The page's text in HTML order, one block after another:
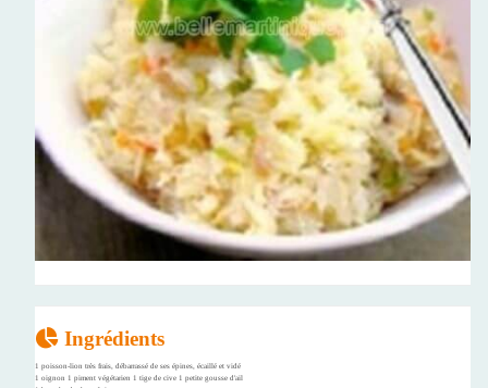
Ingrédients
1 poisson-lion très frais, débarrassé de ses épines, écaillé et vidé
1 oignon 1 piment végétarien 1 tige de cive 1 petite gousse d'ail